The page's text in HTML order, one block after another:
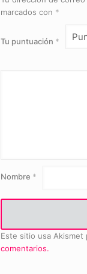
marcados con *
Tu puntuación *
Nombre *
Este sitio usa Akismet
comentarios.